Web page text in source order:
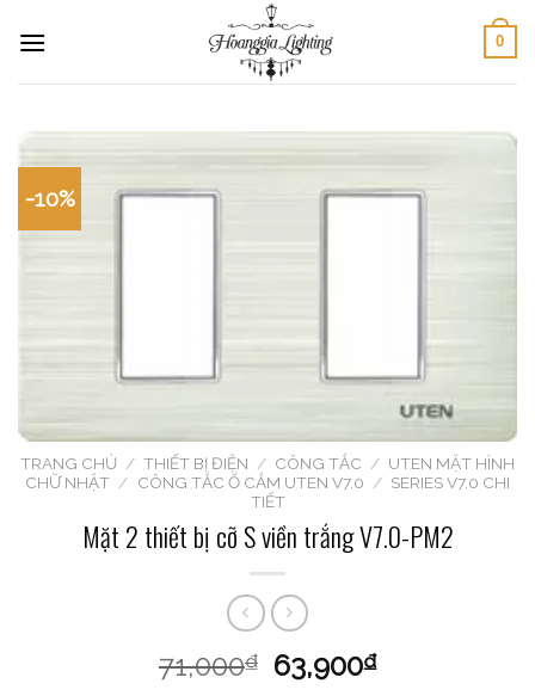
0
-10%
TRANG CHỦ / THIẾT BỊ ĐIỆN / CÔNG TẮC / UTEN MẶT HÌNH
CHỮ NHẬT / CÔNG TẮC Ổ CẮM UTEN V7.0 / SERIES V7.0 CHI
TIẾT
Mặt 2 thiết bị cỡ S viền trắng V7.0-PM2
71,000₫ 63,900₫